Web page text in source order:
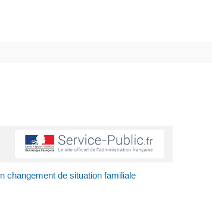
changement de situation familiale